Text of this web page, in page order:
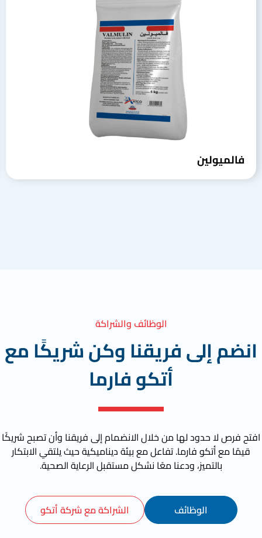
فالميولين
الوظائف والشراكة
انضم إلى فريقنا وكن شريكًا مع
أتكو فارما
افتح فرص لا حدود لها من خلال الانضمام إلى فريقنا وأن تصبح شريكًا
قيمًا مع أتكو فارما. تفاعل مع بيئة ديناميكية حيث يلتقي الابتكار
بالتميز، ودعنا معًا نشكل مستقبل الرعاية الصحية.
الوظائف الشراكة مع شركة أتكو